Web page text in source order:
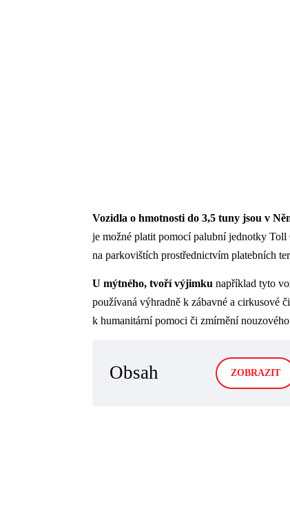
Vozidla o hmotnosti do 3,5 tuny jsou v
je možné platit pomocí palubní jednotky Toll
na parkovištích prostřednictvím platebních
U mýtného, tvoří výjimku například tyto
používaná výhradně k zábavné a cirkusové
k humanitární pomoci či zmírnění
Obsah ZOBRAZIT